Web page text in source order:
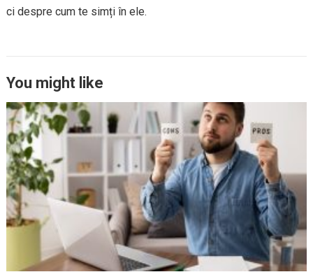
ci despre cum te simți în ele.
You might like